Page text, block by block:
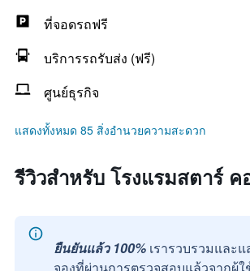
ที่จอดรถฟรี
บริการรถรับส่ง (ฟรี)
ศูนย์ธุรกิจ
แสดงทั้งหมด 85 สิ่งอำนวยความสะดวก
รีวิวสำหรับ โรงแรมสตาร์ ค
ยืนยันแล้ว 100% เรารวบรวมและ